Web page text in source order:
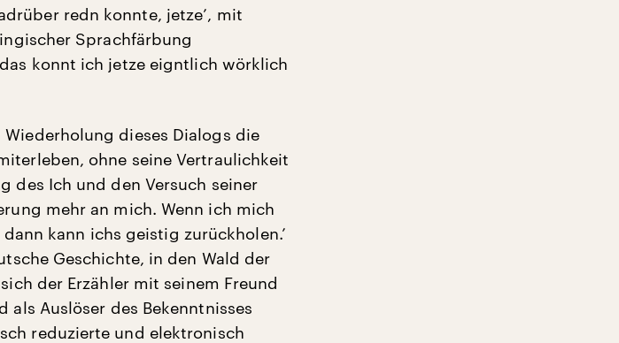
redn konnte, jetze’, mit
Sprachfärbung
konnt ich jetze eigntlich wörklich
dieses Dialogs die
ohne seine Vertraulichkeit
des Ich und den Versuch seiner
mehr an mich. Wenn ich mich
kann ichs geistig zurückholen.’
Geschichte, in den Wald der
der Erzähler mit seinem Freund
als Auslöser des Bekenntnisses
reduzierte und elektronisch